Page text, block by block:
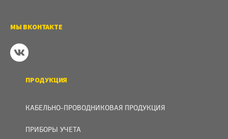
МЫ ВКОНТАКТЕ
ПРОДУКЦИЯ
КАБЕЛЬНО-ПРОВОДНИКОВАЯ ПРОДУКЦИЯ
ПРИБОРЫ УЧЕТА